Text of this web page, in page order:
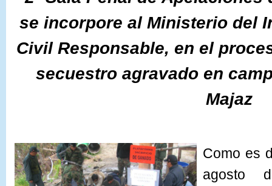
se incorpore al Ministerio del
Civil Responsable, en el
secuestro agravado en
Majaz
Como es
agosto